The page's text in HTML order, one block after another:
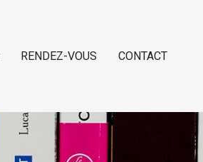
RENDEZ-VOUS CONTACT